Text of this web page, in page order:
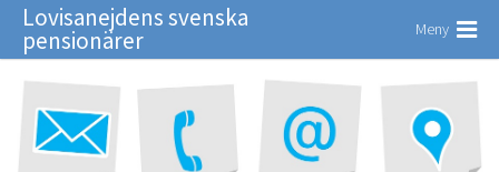
Lovisanejdens svenska
pensionärer Meny